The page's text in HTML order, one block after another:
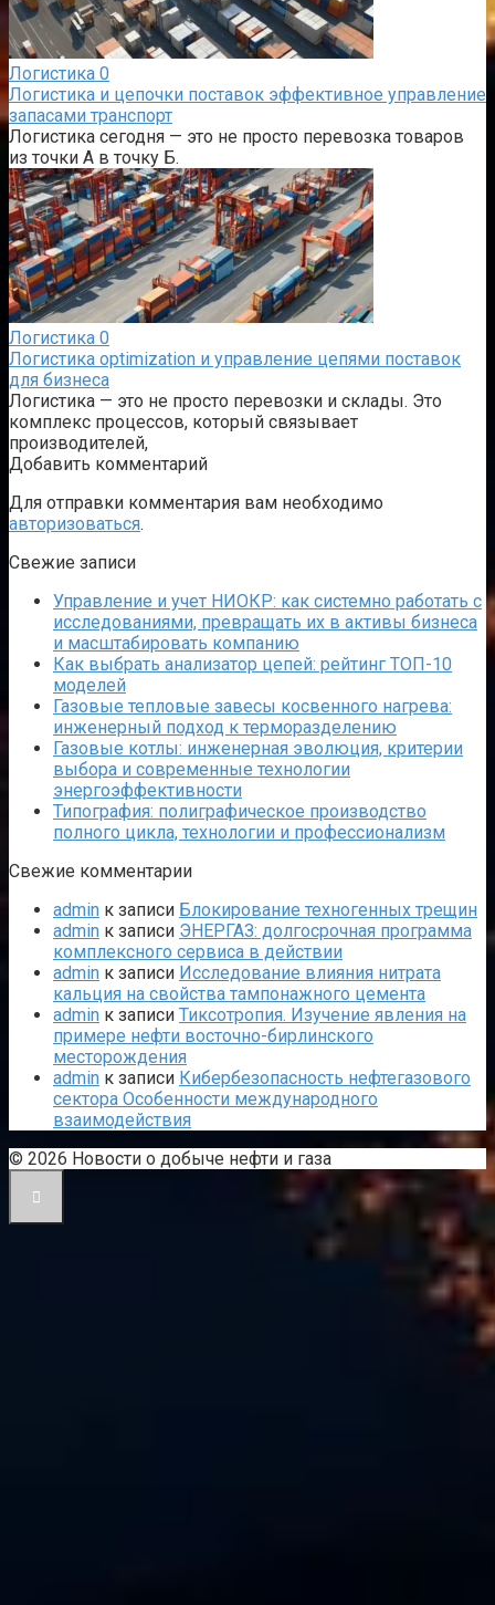
Логистика 0
Логистика и цепочки поставок эффективное управление
запасами транспорт
Логистика сегодня — это не просто перевозка товаров
из точки А в точку Б.
Логистика 0
Логистика optimization и управление цепями поставок
для бизнеса
Логистика — это не просто перевозки и склады. Это
комплекс процессов, который связывает
производителей,
Добавить комментарий
Для отправки комментария вам необходимо
авторизоваться.
Свежие записи
Управление и учет НИОКР: как системно работать с
исследованиями, превращать их в активы бизнеса
и масштабировать компанию
Как выбрать анализатор цепей: рейтинг ТОП-10
моделей
Газовые тепловые завесы косвенного нагрева:
инженерный подход к терморазделению
Газовые котлы: инженерная эволюция, критерии
выбора и современные технологии
энергоэффективности
Типография: полиграфическое производство
полного цикла, технологии и профессионализм
Свежие комментарии
admin к записи Блокирование техногенных трещин
admin к записи ЭНЕРГАЗ: долгосрочная программа
комплексного сервиса в действии
admin к записи Исследование влияния нитрата
кальция на свойства тампонажного цемента
admin к записи Тиксотропия. Изучение явления на
примере нефти восточно-бирлинского
месторождения
admin к записи Кибербезопасность нефтегазового
сектора Особенности международного
взаимодействия
© 2026 Новости о добыче нефти и газа